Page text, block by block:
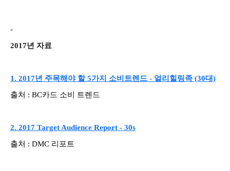
-
2017년 자료
1. 2017년 주목해야 할 5가지 소비트렌드 - 얼리힐링족 (30대)
출처 : BC카드 소비 트렌드
2. 2017 Target Audience Report - 30s
출처 : DMC 리포트